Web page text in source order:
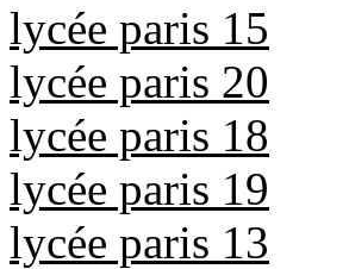
lycée paris 15
lycée paris 20
lycée paris 18
lycée paris 19
lycée paris 13